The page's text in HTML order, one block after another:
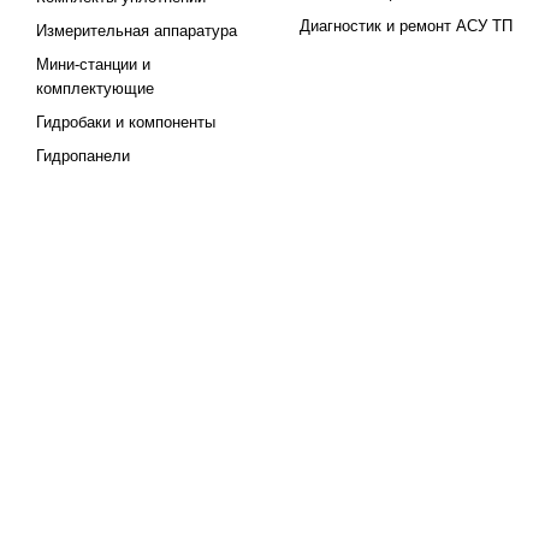
Измерительная аппаратура
Мини-станции и
комплектующие
Гидробаки и компоненты
Гидропанели
Диагностик и ремонт АСУ ТП